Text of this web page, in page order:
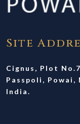
Site
Cignus, Plot
Passpoli, Powai,
India.